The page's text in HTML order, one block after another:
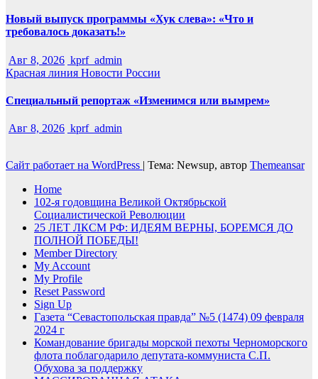
Новый выпуск программы «Хук слева»: «Что и
требовалось доказать!»
Авг 8, 2026 kprf_admin
Красная линия Новости России
Специальный репортаж «Изменимся или вымрем»
Авг 8, 2026 kprf_admin
Сайт работает на WordPress | Тема: Newsup, автор Themeansar
Home
102-я годовщина Великой Октябрьской
Социалистической Революции
25 ЛЕТ ЛКСМ РФ: ИДЕЯМ ВЕРНЫ, БОРЕМСЯ ДО
ПОЛНОЙ ПОБЕДЫ!
Member Directory
My Account
My Profile
Reset Password
Sign Up
Газета “Севастопольская правда” №5 (1474) 09 февраля
2024 г
Командование бригады морской пехоты Черноморского
флота поблагодарило депутата-коммуниста С.П.
Обухова за поддержку